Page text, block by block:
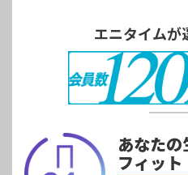
エニタイムが
あなたの
フィット